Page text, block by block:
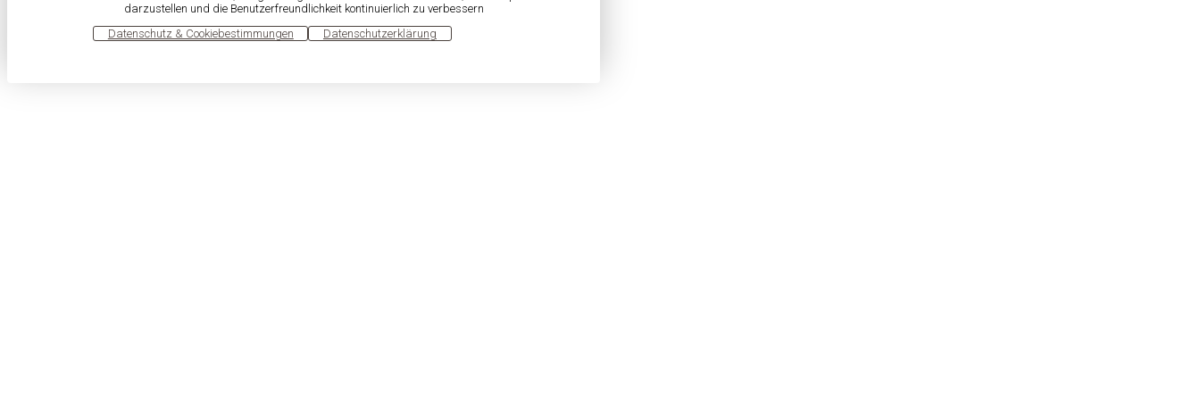
darzustellen und die Benutzerfreundlichkeit kontinuierlich zu verbessern
Datenschutz & Cookiebestimmungen Datenschutzerklärung